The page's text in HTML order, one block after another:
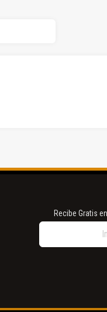
Recibe Gratis